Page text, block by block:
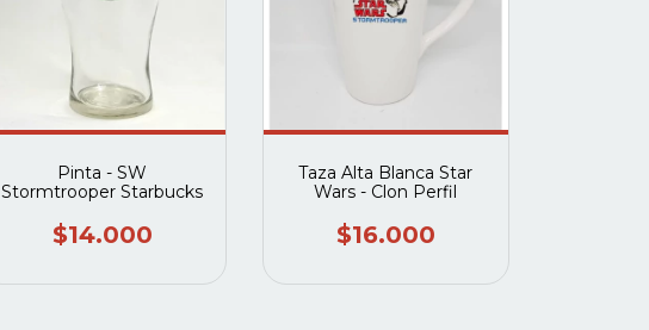
Pinta - SW
Stormtrooper Starbucks
$14.000
Taza Alta Blanca Star
Wars - Clon Perfil
$16.000